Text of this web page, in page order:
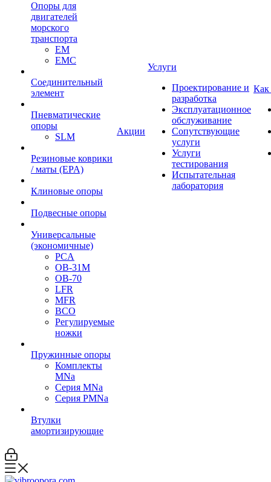
Опоры для
двигателей
морского
транспорта
EM
EMC
Cоединительный
элемент
Пневматические
опоры
SLM
Резиновые коврики
/ маты (EPA)
Клиновые опоры
Подвесные опоры
Универсальные
(экономичные)
PCA
ОВ-31М
OB-70
LFR
MFR
ВСО
Регулируемые
ножки
Пружинные опоры
Комплекты
MNa
Серия MNa
Серия PMNa
Втулки
амортизирующие
Акции
Услуги
Проектирование и
разработка
Эксплуатационное
обслуживание
Сопутствующие
услуги
Услуги
тестирования
Испытательная
лаборатория
Как